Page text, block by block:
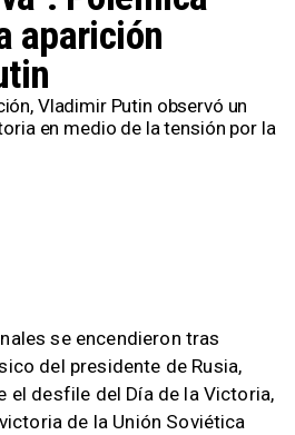
aparición
Vladimir Putin observó un
en medio de la tensión por la
se encendieron tras
del presidente de Rusia,
el desfile del Día de la Victoria,
de la Unión Soviética